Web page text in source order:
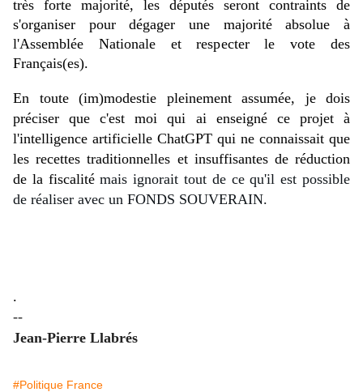
très forte majorité, les députés seront contraints de
s'organiser pour dégager une majorité absolue à
l'Assemblée Nationale et respecter le vote des
Français(es).
En toute (im)modestie pleinement assumée, je dois
préciser que c'est moi qui ai enseigné ce projet à
l'intelligence artificielle ChatGPT qui ne connaissait que
les recettes traditionnelles et insuffisantes de réduction
de la fiscalité mais ignorait tout de ce qu'il est possible
de réaliser avec un FONDS SOUVERAIN.
.
--
Jean-Pierre Llabrés
#Politique France